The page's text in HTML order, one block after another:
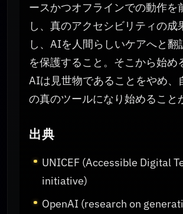
ースかつオフラインでの動作を
し、真のアクセシビリティの成
し、AIを人間らしいケアへと翻
を保護すること。そこから始め
AIは見世物であることをやめ、
の真のツールになり始めること
出典
UNICEF (Accessible Digital
initiative)
OpenAI (research on